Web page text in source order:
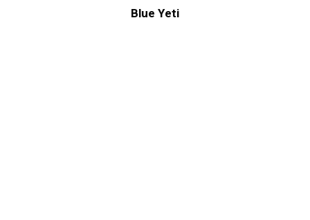
Blue Yeti